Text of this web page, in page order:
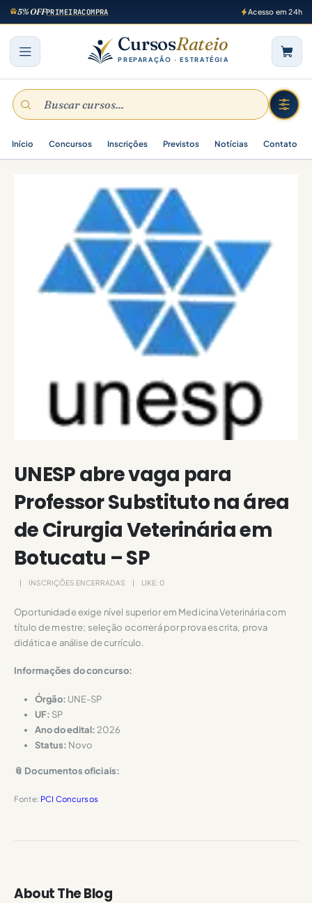
5% OFFPRIMEIRACOMPRA Acesso em 24h
CursosRateio
PREPARAÇÃO · ESTRATÉGIA
Início Concursos Inscrições Previstos Notícias Contato
UNESP abre vaga para
Professor Substituto na área
de Cirurgia Veterinária em
Botucatu – SP
INSCRIÇÕES ENCERRADAS LIKE: 0
Oportunidade exige nível superior em Medicina Veterinária com
título de mestre; seleção ocorrerá por prova escrita, prova
didática e análise de currículo.
Informações do concurso:
Órgão: UNE-SP
UF: SP
Ano do edital: 2026
Status: Novo
📎 Documentos oficiais:
Fonte: PCI Concursos
About The Blog